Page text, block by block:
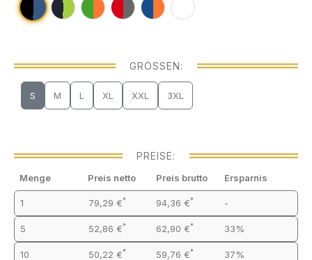
GRÖSSEN:
S M L XL XXL 3XL
PREISE:
Menge Preis netto Preis brutto Ersparnis
1 79,29 €* 94,36 €* -
5 52,86 €* 62,90 €* 33%
10 50,22 €* 59,76 €* 37%